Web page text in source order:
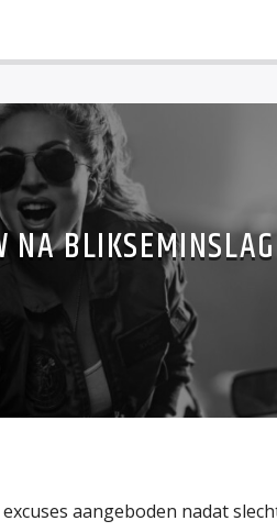
NA BLIKSEMINSLAG
aangeboden nadat